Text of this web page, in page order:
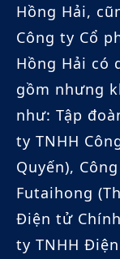
Hồng Hải,
Công ty Cổ
Hồng Hải có
gồm nhưng
như: Tập
ty TNHH
Quyến),
Futaihong
Điện tử
ty TNHH